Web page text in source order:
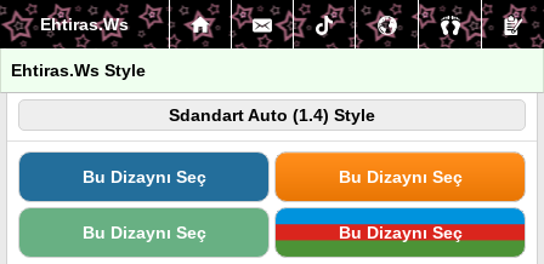
Ehtiras.Ws
Ehtiras.Ws Style
Sdandart Auto (1.4) Style
Bu Dizaynı Seç Bu Dizaynı Seç
Bu Dizaynı Seç Bu Dizaynı Seç